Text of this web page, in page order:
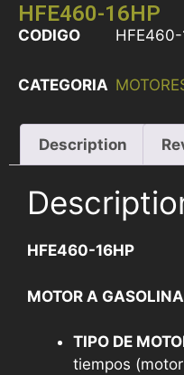
HFE460-16HP
CODIGO HFE460-
CATEGORIA
Description
HFE460-16HP
MOTOR A
TIPO DE
tiempos